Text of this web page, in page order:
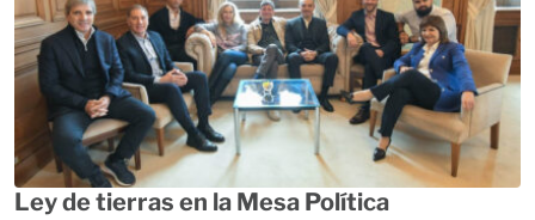
Ley de tierras en la Mesa Política